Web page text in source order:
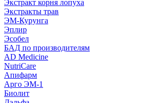
Экстракт корня лопуха
Экстракты трав
ЭМ-Курунга
Эплир
Эсобел
БАД по производителям
AD Medicine
NutriCare
Апифарм
Арго ЭМ-1
Биолит